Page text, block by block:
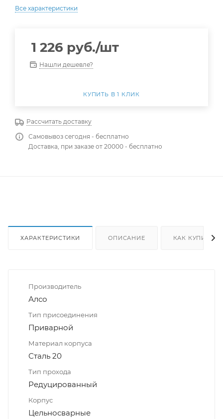
Все характеристики
1 226 руб./шт
Нашли дешевле?
КУПИТЬ В 1 КЛИК
Рассчитать доставку
Самовывоз сегодня - бесплатно
Доставка, при заказе от 20000 - бесплатно
ХАРАКТЕРИСТИКИ ОПИСАНИЕ КАК КУПИТЬ
Производитель
Алсо
Тип присоединения
Приварной
Материал корпуса
Сталь 20
Тип прохода
Редуцированный
Корпус
Цельносварные